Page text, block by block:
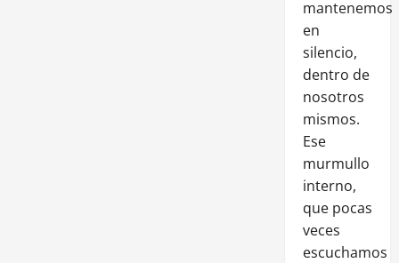
mantenemos
en
silencio,
dentro de
nosotros
mismos.
Ese
murmullo
interno,
que pocas
veces
escuchamos